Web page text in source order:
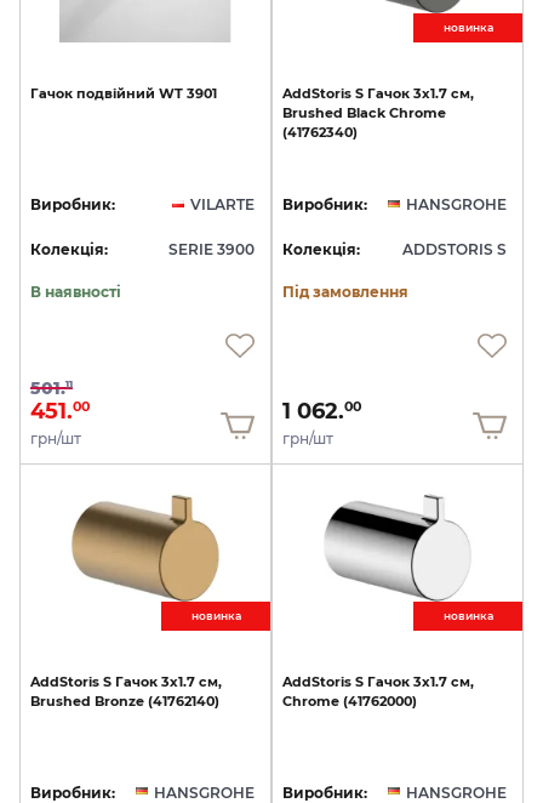
Гачок подвійний WT 3901
Виробник: VILARTE
Колекція: SERIE 3900
В наявності
501.11
451.00
грн/шт
новинкa
AddStoris S Гачок 3х1.7 см,
Brushed Black Chrome
(41762340)
Виробник: HANSGROHE
Колекція: ADDSTORIS S
Під замовлення
1 062.00
грн/шт
новинкa
AddStoris S Гачок 3х1.7 см,
Brushed Bronze (41762140)
Виробник: HANSGROHE
новинкa
AddStoris S Гачок 3х1.7 см,
Chrome (41762000)
Виробник: HANSGROHE